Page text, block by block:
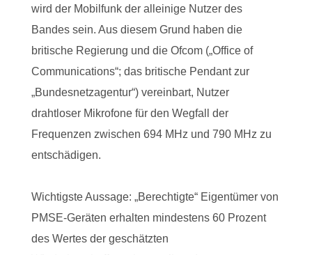
wird der Mobilfunk der alleinige Nutzer des
Bandes sein. Aus diesem Grund haben die
britische Regierung und die Ofcom („Office of
Communications“; das britische Pendant zur
„Bundesnetzagentur“) vereinbart, Nutzer
drahtloser Mikrofone für den Wegfall der
Frequenzen zwischen 694 MHz und 790 MHz zu
entschädigen.
Wichtigste Aussage: „Berechtigte“ Eigentümer von
PMSE-Geräten erhalten mindestens 60 Prozent
des Wertes der geschätzten